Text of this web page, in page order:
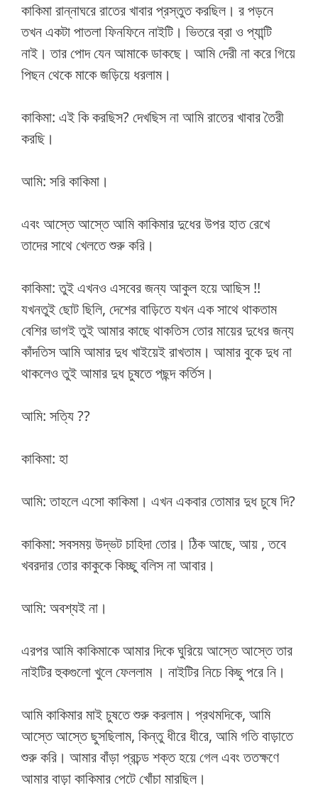
কাকিমা রান্নাঘরে রাতের খাবার প্রস্তুত করছিল। র পড়নে
তখন একটা পাতলা ফিনফিনে নাইটি। ভিতরে ব্রা ও প্যান্টি
নাই। তার পোদ যেন আমাকে ডাকছে। আমি দেরী না করে গিয়ে
পিছন থেকে মাকে জড়িয়ে ধরলাম।
কাকিমা: এই কি করছিস? দেখছিস না আমি রাতের খাবার তৈরী
করছি।
আমি: সরি কাকিমা।
এবং আস্তে আস্তে আমি কাকিমার দুধের উপর হাত রেখে
তাদের সাথে খেলতে শুরু করি।
কাকিমা: তুই এখনও এসবের জন্য আকুল হয়ে আছিস !!
যখনতুই ছোট ছিলি, দেশের বাড়িতে যখন এক সাথে থাকতাম
বেশির ভাগই তুই আমার কাছে থাকতিস তোর মায়ের দুধের জন্য
কাঁদতিস আমি আমার দুধ খাইয়েই রাখতাম। আমার বুকে দুধ না
থাকলেও তুই আমার দুধ চুষতে পছন্দ কর্তিস।
আমি: সত্যি ??
কাকিমা: হা
আমি: তাহলে এসো কাকিমা। এখন একবার তোমার দুধ চুষে দি?
কাকিমা: সবসময় উদ্ভট চাহিদা তোর। ঠিক আছে, আয় , তবে
খবরদার তোর কাকুকে কিচ্ছু বলিস না আবার।
আমি: অবশ্যই না।
এরপর আমি কাকিমাকে আমার দিকে ঘুরিয়ে আস্তে আস্তে তার
নাইটির হুকগুলো খুলে ফেললাম । নাইটির নিচে কিছু পরে নি।
আমি কাকিমার মাই চুষতে শুরু করলাম। প্রথমদিকে, আমি
আস্তে আস্তে ছুসছিলাম, কিন্তু ধীরে ধীরে, আমি গতি বাড়াতে
শুরু করি। আমার বাঁড়া প্রচন্ড শক্ত হয়ে গেল এবং ততক্ষণে
আমার বাড়া কাকিমার পেটে খোঁচা মারছিল।